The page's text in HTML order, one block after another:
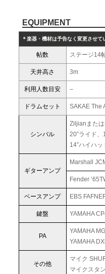
EQUIPMENT
＊楽器・機材は予告なく変更させて
帖数 ステージ14
天井高さ 3m
利用人数目安 –
ドラムセット SAKAE The
シンバル
Ziljianまた
20”ライド、
14”ハイハッ
ギターアンプ
Marshall
Fender
ベースアンプ EBS
鍵盤 YAMAHA
PA
YAMAHA
YAMAHA
その他
マイク
マイクスタ